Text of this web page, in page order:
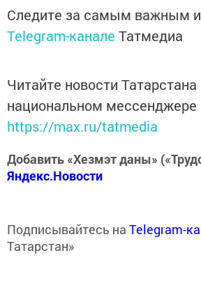
Следите за самым важным
Telegram-канале Татмедиа
Читайте новости Татарстана
национальном
https://max.ru/tatmedia
Добавить «Хезмэт даны»
Яндекс.Новости
Подписывайтесь на Telegram-
Татарстан»